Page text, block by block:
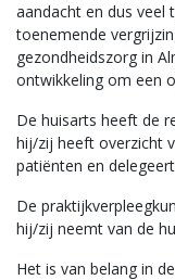
aandacht en dus veel
toenemende
gezondheidszorg in
ontwikkeling om een
De huisarts heeft de
hij/zij heeft overzicht
patiënten en
De
hij/zij neemt van de
Het is van belang in